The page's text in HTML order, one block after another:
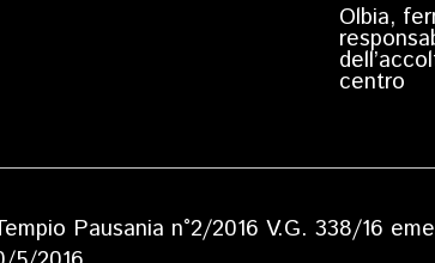
Olbia,
centro
Pausania n°2/2016 V.G. 338/16